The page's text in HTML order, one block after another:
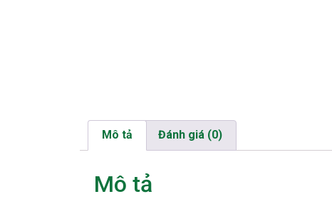
Mô tả Đánh giá (0)
Mô tả